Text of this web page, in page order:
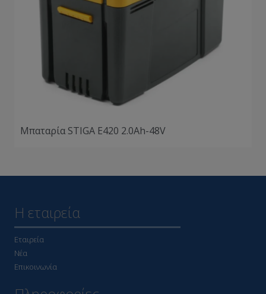
Μπαταρία STIGA Ε420 2.0Ah-48V
Η εταιρεία
Εταιρεία
Νέα
Επικοινωνία